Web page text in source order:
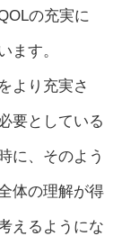
の充実に
ます。
より充実さ
要としている
に、そのよう
体の理解が得
えるようにな